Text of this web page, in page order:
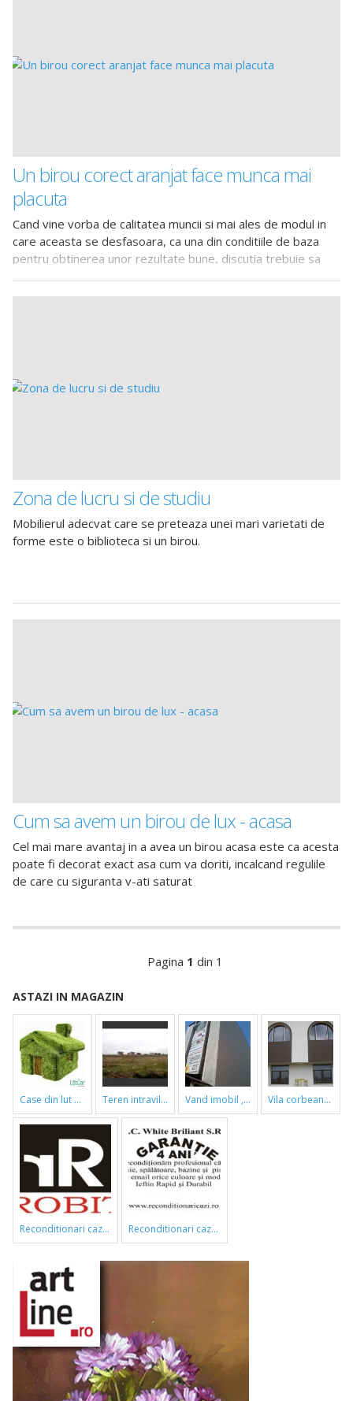
Un birou corect aranjat face munca mai
placuta
Cand vine vorba de calitatea muncii si mai ales de modul in
care aceasta se desfasoara, ca una din conditiile de baza
pentru obtinerea unor rezultate bune, discutia trebuie sa
Zona de lucru si de studiu
Mobilierul adecvat care se preteaza unei mari varietati de
forme este o biblioteca si un birou.
Cum sa avem un birou de lux - acasa
Cel mai mare avantaj in a avea un birou acasa este ca acesta
poate fi decorat exact asa cum va doriti, incalcand regulile
de care cu siguranta v-ati saturat
Pagina 1 din 1
ASTAZI IN MAGAZIN
case din lut si paie teren intravilan vand imobil ,790m,piata gorjului,pret negociabil vila corbeanca
reconditionari cazi de baie reconditionari cazi de baie